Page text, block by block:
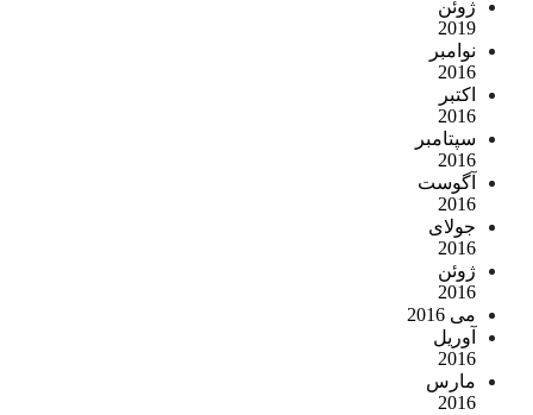
ژوئن
2019
نوامبر
2016
اکتبر
2016
سپتامبر
2016
آگوست
2016
جولای
2016
ژوئن
2016
می 2016
آوریل
2016
مارس
2016